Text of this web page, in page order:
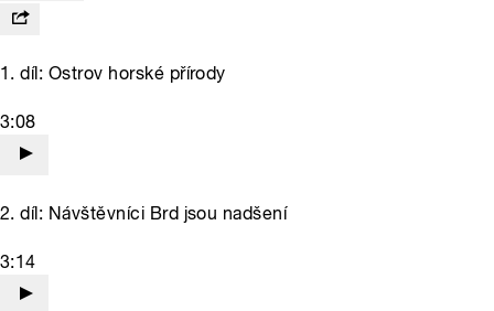
1. díl: Ostrov horské přírody
3:08
2. díl: Návštěvníci Brd jsou nadšení
3:14